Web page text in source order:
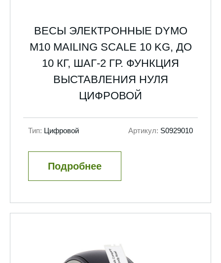
ВЕСЫ ЭЛЕКТРОННЫЕ DYMO
M10 MAILING SCALE 10 KG, ДО
10 КГ, ШАГ-2 ГР. ФУНКЦИЯ
ВЫСТАВЛЕНИЯ НУЛЯ
ЦИФРОВОЙ
Тип: Цифровой Артикул: S0929010
Подробнее